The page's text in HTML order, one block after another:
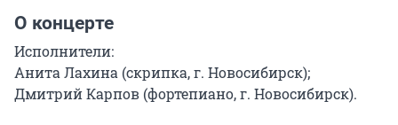
О концерте
Исполнители:
Анита Лахина (скрипка, г. Новосибирск);
Дмитрий Карпов (фортепиано, г. Новосибирск).